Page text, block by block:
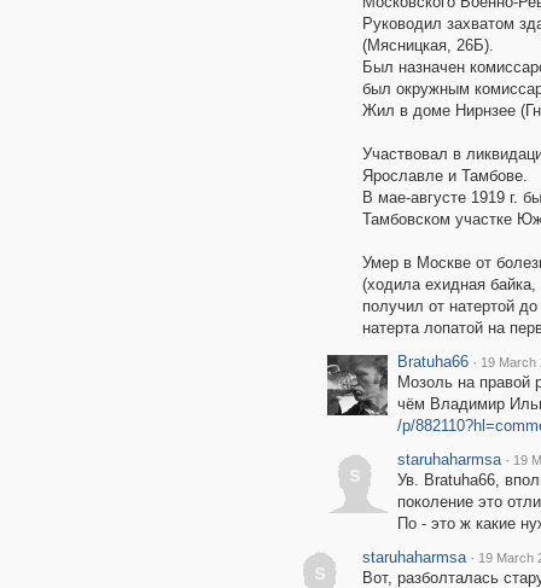
Руководил захватом
(Мясницкая, 26Б).
Был назначен
был окружным
Жил в доме Нирнзее
Участвовал в
Ярославле и Тамбове.
В мае-августе 1919 г.
Тамбовском участке
Умер в Москве от
(ходила ехидная
получил от натертой
натерта лопатой на
Bratuha66 · 19 March
Мозоль на правой
чём Владимир
/p/
s
staruhaharmsa · 19
Ув. Bratuha66,
поколение это
По - это ж какие
s
staruhaharmsa · 19 March
Вот, разболталась